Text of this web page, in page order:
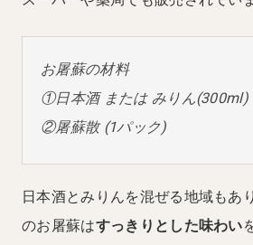
お屠蘇の材料
①日本酒 または みりん(300ml)
②屠蘇散 (1パック)
日本酒とみりんを混ぜる地域もあ
のお屠蘇はすっきりとした味わい